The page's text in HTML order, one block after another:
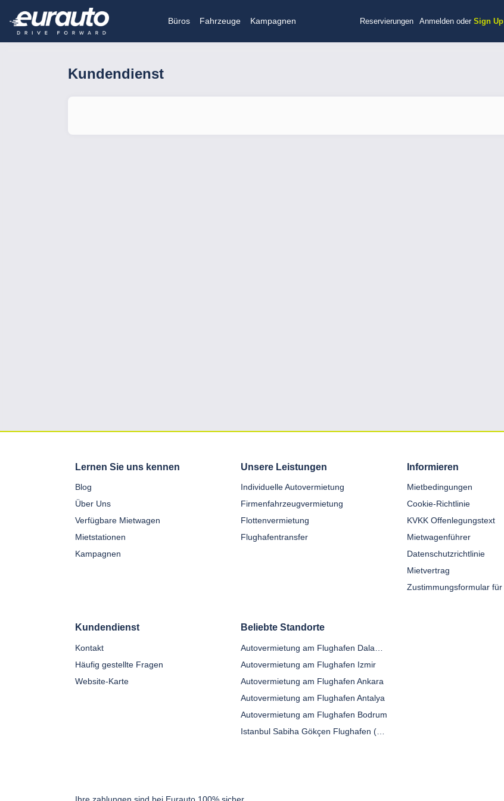
Reservierungen Anmelden oder Sign Up
Büros Fahrzeuge Kampagnen
Kundendienst
Lernen Sie uns kennen
Blog
Über Uns
Verfügbare Mietwagen
Mietstationen
Kampagnen
Unsere Leistungen
Individuelle Autovermietung
Firmenfahrzeugvermietung
Flottenvermietung
Flughafentransfer
Informieren
Mietbedingungen
Cookie-Richtlinie
KVKK Offenlegungstext
Mietwagenführer
Datenschutzrichtlinie
Mietvertrag
Kundendienst
Kontakt
Häufig gestellte Fragen
Website-Karte
Beliebte Standorte
Autovermietung am Flughafen Izmir
Autovermietung am Flughafen Ankara
Autovermietung am Flughafen Antalya
Autovermietung am Flughafen Bodrum